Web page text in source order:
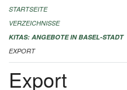
ALLGEMEINE INFORMATIONEN
IMPRESSUM
STARTSEITE
VERZEICHNISSE
KITAS: ANGEBOTE IN BASEL-STADT
EXPORT
Export